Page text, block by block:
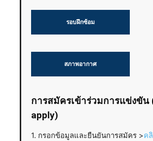
รอบฝึกซ้อม
สภาพอากาศ
การสมัครเข้าร่วมการแข่งขัน
apply)
1. กรอกข้อมูลและยืนยันการสมัคร >ค